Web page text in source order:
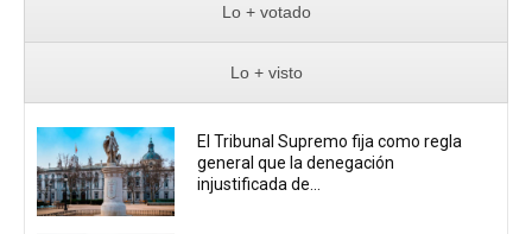
Lo + votado
Lo + visto
El Tribunal Supremo fija como regla
general que la denegación
injustificada de...